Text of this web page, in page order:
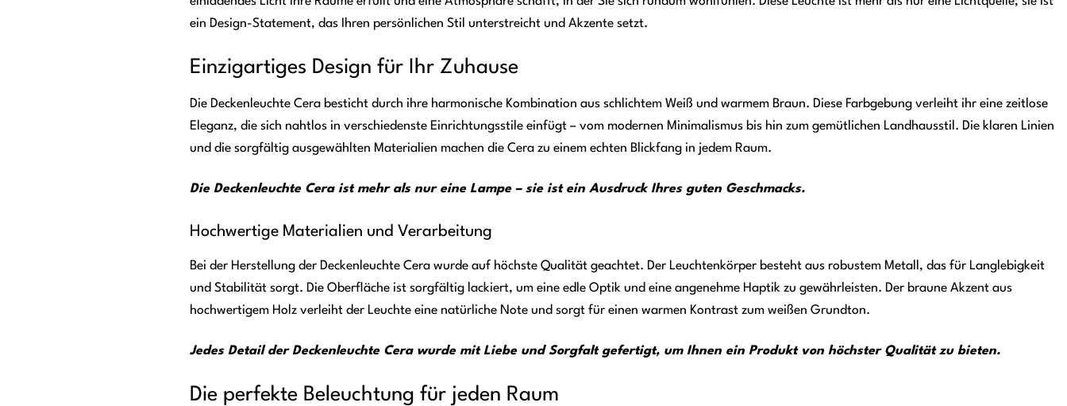
ein Design-Statement, das Ihren persönlichen Stil unterstreicht und Akzente setzt.
Einzigartiges Design für Ihr Zuhause
Die Deckenleuchte Cera besticht durch ihre harmonische Kombination aus schlichtem Weiß und warmem Braun. Diese Farbgebung verleiht ihr eine zeitlose
Eleganz, die sich nahtlos in verschiedenste Einrichtungsstile einfügt – vom modernen Minimalismus bis hin zum gemütlichen Landhausstil. Die klaren Linien
und die sorgfältig ausgewählten Materialien machen die Cera zu einem echten Blickfang in jedem Raum.
Die Deckenleuchte Cera ist mehr als nur eine Lampe – sie ist ein Ausdruck Ihres guten Geschmacks.
Hochwertige Materialien und Verarbeitung
Bei der Herstellung der Deckenleuchte Cera wurde auf höchste Qualität geachtet. Der Leuchtenkörper besteht aus robustem Metall, das für Langlebigkeit
und Stabilität sorgt. Die Oberfläche ist sorgfältig lackiert, um eine edle Optik und eine angenehme Haptik zu gewährleisten. Der braune Akzent aus
hochwertigem Holz verleiht der Leuchte eine natürliche Note und sorgt für einen warmen Kontrast zum weißen Grundton.
Jedes Detail der Deckenleuchte Cera wurde mit Liebe und Sorgfalt gefertigt, um Ihnen ein Produkt von höchster Qualität zu bieten.
Die perfekte Beleuchtung für jeden Raum